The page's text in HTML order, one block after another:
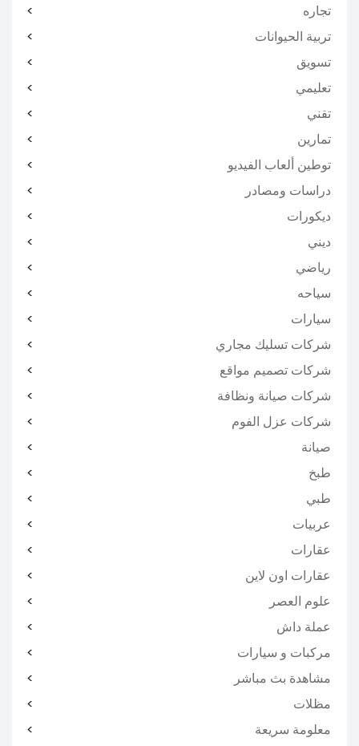
تجاره
تربية الحيوانات
تسويق
تعليمي
تقني
تمارين
توطين ألعاب الفيديو
دراسات ومصادر
ديكورات
ديني
رياضي
سياحه
سيارات
شركات تسليك مجاري
شركات تصميم مواقع
شركات صيانة ونظافة
شركات عزل الفوم
صيانة
طبخ
طبي
عربيات
عقارات
عقارات اون لاين
علوم العصر
عملة داش
مركبات و سيارات
مشاهدة بث مباشر
مظلات
معلومة سريعة